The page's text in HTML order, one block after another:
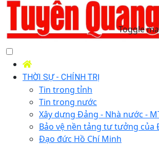
Toggle
THỜI SỰ - CHÍNH TRỊ
Tin trong tỉnh
Tin trong nước
Xây dựng Đảng - Nhà nước -
Bảo vệ nền tảng tư tưởng của
Đạo đức Hồ Chí Minh